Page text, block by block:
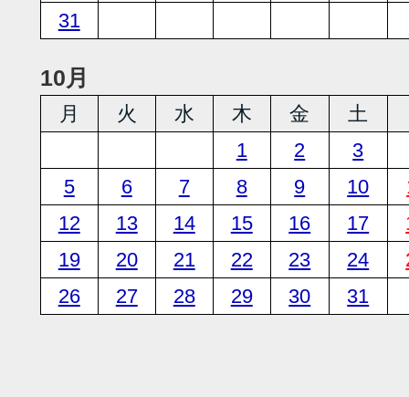
31
10月
月 火 水 木 金 土
1
2
3
5
6 7 8 9 10
12
13 14 15 16 17
19
20 21 22 23 24
26
27 28 29 30 31